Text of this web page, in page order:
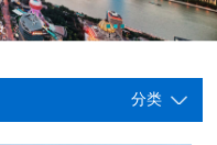
分类